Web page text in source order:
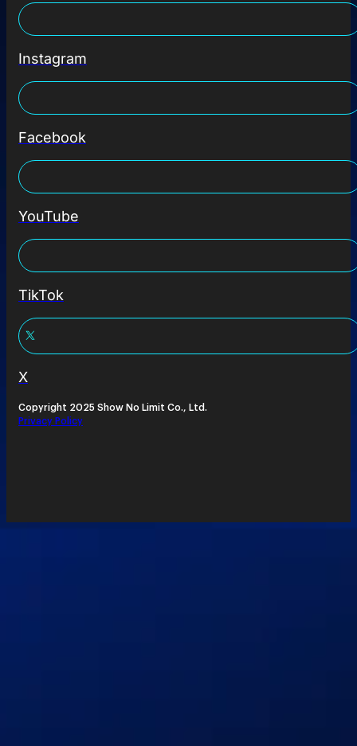
Instagram
Facebook
YouTube
TikTok
X
Copyright 2025 Show No Limit Co., Ltd.
Privacy Policy